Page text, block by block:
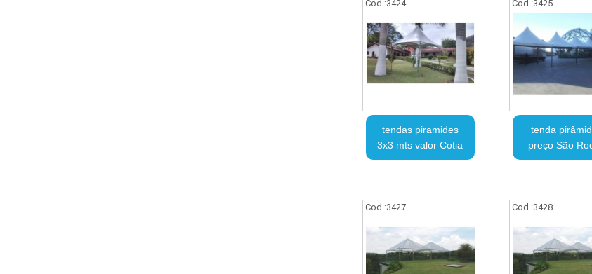
Cod.:3424
tendas piramides
3x3 mts valor Cotia
Cod.:3425
tenda
preço São
Cod.:3427 Cod.:3428